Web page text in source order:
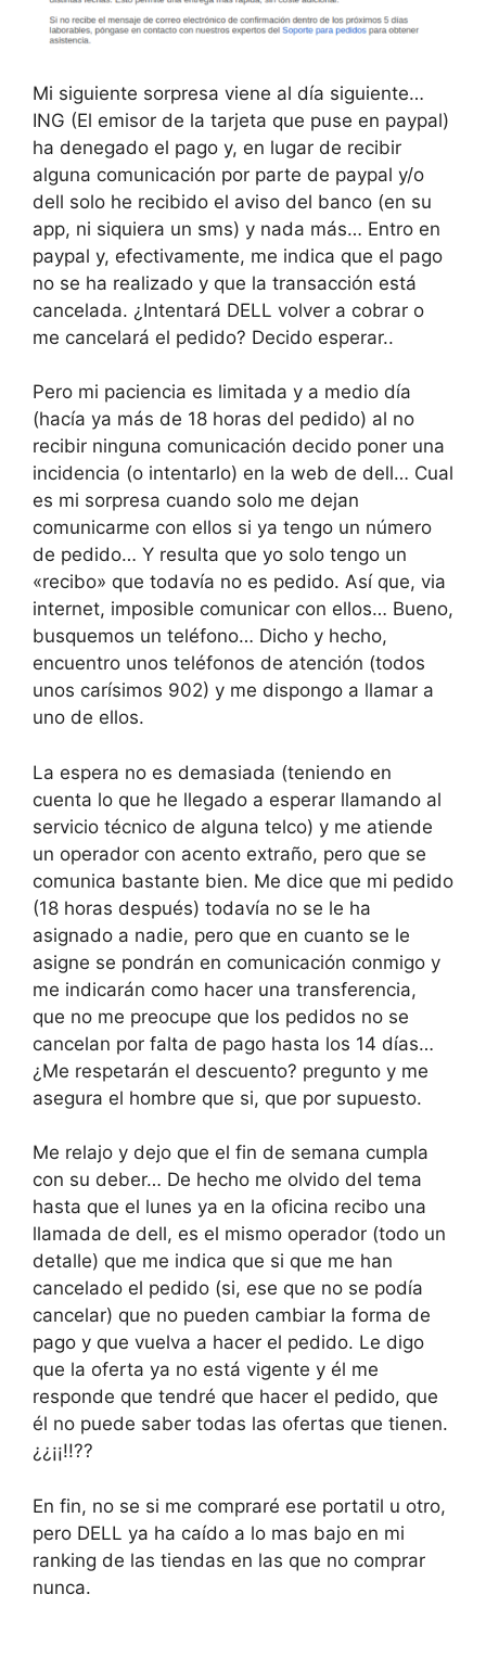
Mi siguiente sorpresa viene al día siguiente…
ING (El emisor de la tarjeta que puse en paypal)
ha denegado el pago y, en lugar de recibir
alguna comunicación por parte de paypal y/o
dell solo he recibido el aviso del banco (en su
app, ni siquiera un sms) y nada más… Entro en
paypal y, efectivamente, me indica que el pago
no se ha realizado y que la transacción está
cancelada. ¿Intentará DELL volver a cobrar o
me cancelará el pedido? Decido esperar..
Pero mi paciencia es limitada y a medio día
(hacía ya más de 18 horas del pedido) al no
recibir ninguna comunicación decido poner una
incidencia (o intentarlo) en la web de dell… Cual
es mi sorpresa cuando solo me dejan
comunicarme con ellos si ya tengo un número
de pedido… Y resulta que yo solo tengo un
«recibo» que todavía no es pedido. Así que, via
internet, imposible comunicar con ellos… Bueno,
busquemos un teléfono… Dicho y hecho,
encuentro unos teléfonos de atención (todos
unos carísimos 902) y me dispongo a llamar a
uno de ellos.
La espera no es demasiada (teniendo en
cuenta lo que he llegado a esperar llamando al
servicio técnico de alguna telco) y me atiende
un operador con acento extraño, pero que se
comunica bastante bien. Me dice que mi pedido
(18 horas después) todavía no se le ha
asignado a nadie, pero que en cuanto se le
asigne se pondrán en comunicación conmigo y
me indicarán como hacer una transferencia,
que no me preocupe que los pedidos no se
cancelan por falta de pago hasta los 14 días…
¿Me respetarán el descuento? pregunto y me
asegura el hombre que si, que por supuesto.
Me relajo y dejo que el fin de semana cumpla
con su deber… De hecho me olvido del tema
hasta que el lunes ya en la oficina recibo una
llamada de dell, es el mismo operador (todo un
detalle) que me indica que si que me han
cancelado el pedido (si, ese que no se podía
cancelar) que no pueden cambiar la forma de
pago y que vuelva a hacer el pedido. Le digo
que la oferta ya no está vigente y él me
responde que tendré que hacer el pedido, que
él no puede saber todas las ofertas que tienen.
¿¿¡¡!!??
En fin, no se si me compraré ese portatil u otro,
pero DELL ya ha caído a lo mas bajo en mi
ranking de las tiendas en las que no comprar
nunca.